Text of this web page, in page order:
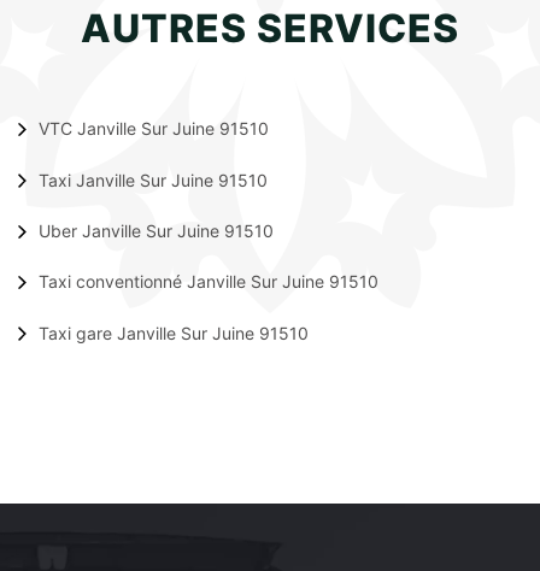
AUTRES SERVICES
VTC Janville Sur Juine 91510
Taxi Janville Sur Juine 91510
Uber Janville Sur Juine 91510
Taxi conventionné Janville Sur Juine 91510
Taxi gare Janville Sur Juine 91510